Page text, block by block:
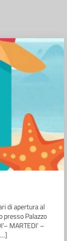
di apertura al
presso Palazzo
MARTEDI’ –